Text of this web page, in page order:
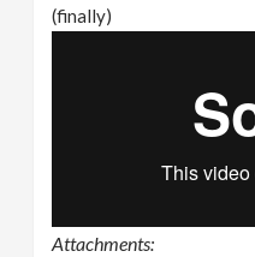
(finally)
Attachments: